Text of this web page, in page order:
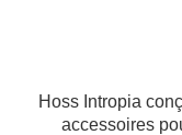
Hoss Intropia
accessoires